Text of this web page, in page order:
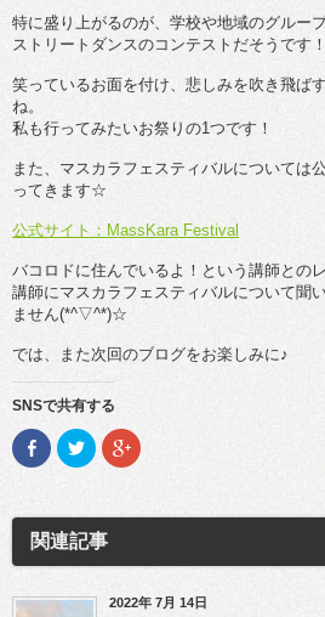
特に盛り上がるのが、学校や地域のグルー
ストリートダンスのコンテストだそうです！
笑っているお面を付け、悲しみを吹き飛ば
ね。
私も行ってみたいお祭りの1つです！
また、マスカラフェスティバルについては
ってきます☆
公式サイト：MassKara Festival
バコロドに住んでいるよ！という講師との
講師にマスカラフェスティバルについて聞
ません(*^▽^*)☆
では、また次回のブログをお楽しみに♪
SNSで共有する
F
a
o
o
k
で
(新
ク
リ
て
T
w
i
e
ク
リ
て
o
e
関連記事
2022年 7月 14日